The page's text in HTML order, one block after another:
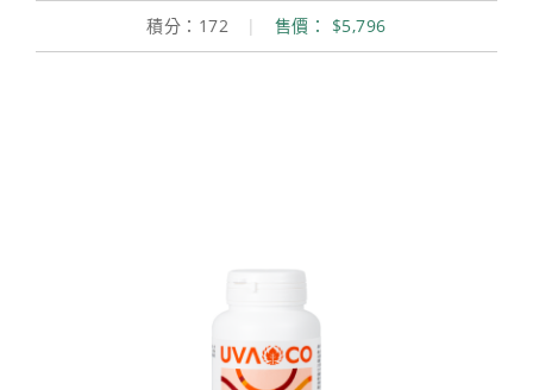
積分：172 | 售價： $5,796